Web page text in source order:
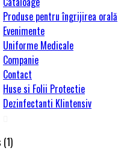
Produse pentru îngrijirea orală
Evenimente
Uniforme Medicale
Companie
Contact
Huse si Folii Protectie
Dezinfectanti Klintensiv